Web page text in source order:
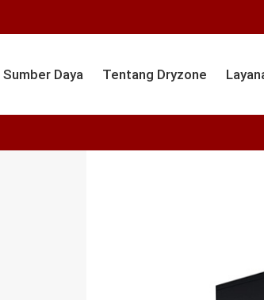
Sumber Daya Tentang Dryzone